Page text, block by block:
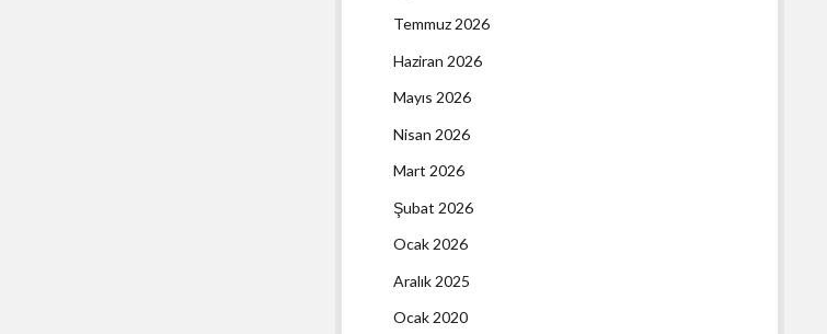
Temmuz 2026
Haziran 2026
Mayıs 2026
Nisan 2026
Mart 2026
Şubat 2026
Ocak 2026
Aralık 2025
Ocak 2020